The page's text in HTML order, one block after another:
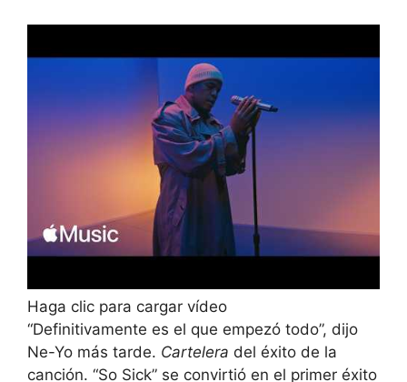
Haga clic para cargar vídeo
“Definitivamente es el que empezó todo”, dijo
Ne-Yo más tarde. Cartelera del éxito de la
canción. “So Sick” se convirtió en el primer éxito